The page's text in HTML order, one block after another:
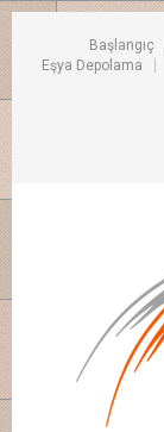
Başlangıç
Eşya Depolama